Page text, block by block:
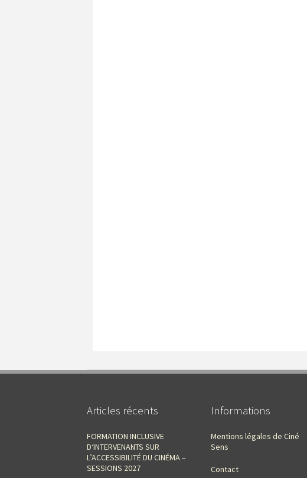
Articles récents
FORMATION INCLUSIVE
D‘INTERVENANTS SUR
L’ACCESSIBILITÉ DU CINÉMA –
SESSIONS 2027
Informations
Mentions légales de Ciné
Sens
Contact